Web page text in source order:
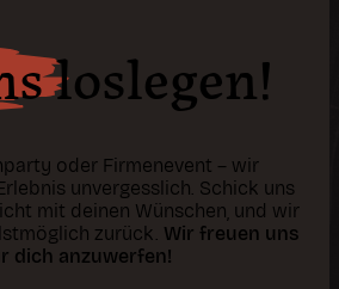
loslegen!
oder Firmenevent – wir
unvergesslich. Schick uns
mit deinen Wünschen, und wir
zurück. Wir freuen uns
dich anzuwerfen!